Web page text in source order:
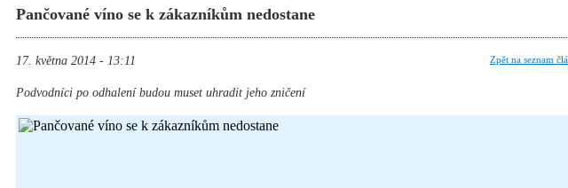
Pančované víno se k zákazníkům nedostane
17. května 2014 - 13:11 Zpět na seznam
Podvodníci po odhalení budou muset uhradit jeho zničení